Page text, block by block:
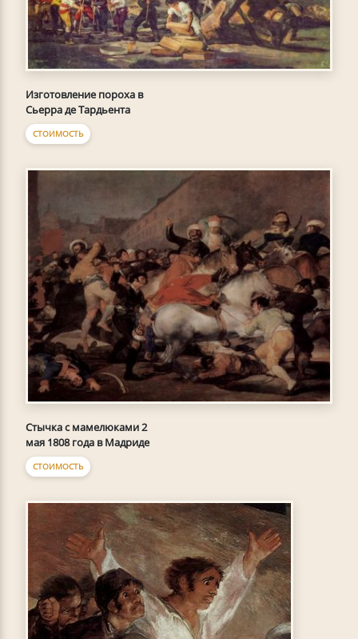
Изготовление пороха в
Сьерра де Тардьента
СТОИМОСТЬ
Стычка с мамелюками 2
мая 1808 года в Мадриде
СТОИМОСТЬ